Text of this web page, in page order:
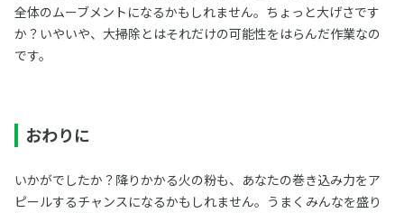
全体のムーブメントになるかもしれません。ちょっと大げさです
か？いやいや、大掃除とはそれだけの可能性をはらんだ作業なの
です。
おわりに
いかがでしたか？降りかかる火の粉も、あなたの巻き込み力をア
ピールするチャンスになるかもしれません。うまくみんなを盛り